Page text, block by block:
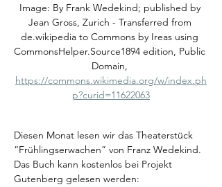
Image: By Frank Wedekind; published by
Jean Gross, Zurich - Transferred from
de.wikipedia to Commons by Ireas using
CommonsHelper.Source1894 edition, Public
Domain,
https://commons.wikimedia.org/w/index.ph
p?curid=11622063
Diesen Monat lesen wir das Theaterstück
“Frühlingserwachen” von Franz Wedekind.
Das Buch kann kostenlos bei Projekt
Gutenberg gelesen werden: